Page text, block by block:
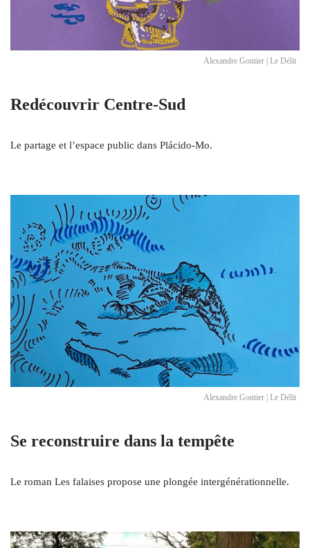
Alexandre Gontier | Le Délit
Redécouvrir Centre-Sud
Le partage et l’espace public dans Plácido-Mo.
Alexandre Gontier | Le Délit
Se reconstruire dans la tempête
Le roman Les falaises propose une plongée intergénérationnelle.